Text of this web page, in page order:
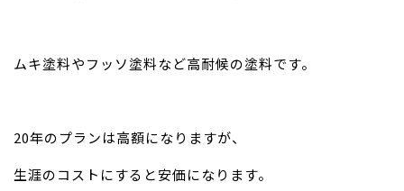
ムキ塗料やフッソ塗料など高耐候の塗料です。
20年のプランは高額になりますが、
生涯のコストにすると安価になります。